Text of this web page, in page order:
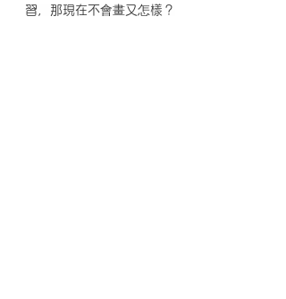
習，那現在不會畫又怎樣？